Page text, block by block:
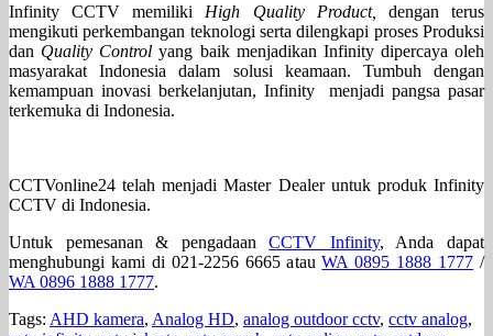
Infinity CCTV memiliki High Quality Product,
dengan terus
mengikuti perkembangan teknologi serta dilengkapi proses Produksi
dan Quality Control yang baik menjadikan Infinity dipercaya oleh
masyarakat Indonesia dalam solusi keamaan. Tumbuh dengan
kemampuan inovasi berkelanjutan, Infinity menjadi pangsa pasar
terkemuka di Indonesia.
CCTVonline24 telah menjadi Master Dealer untuk produk Infinity
CCTV di Indonesia.
Untuk pemesanan & pengadaanCCTV Infinity, Anda dapat
menghubungi kami di 021-2256 6665 atauWA 0895 1888 1777 /
WA 0896 1888 1777.
Tags: AHD kamera, Analog HD, analog outdoor cctv, cctv analog,